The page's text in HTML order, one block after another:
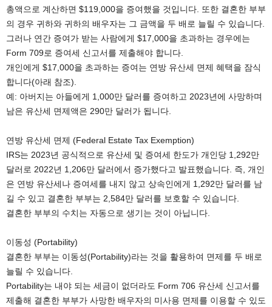
총액으로 계산하면 $119,000을 증여했을 것입니다. 또한 결혼한 부부
의 경우 귀하와 귀하의 배우자는 그 금액을 두 배로 늘릴 수 있습니다.
그러나 연간 증여가 받는 사람에게 $17,000을 초과하는 경우에는
Form 709로 증여세 신고서를 제출해야 합니다.
개인에게 $17,000을 초과하는 증여는 연방 유산세 면제 혜택을 잠식
합니다(아래 참조).
예: 아버지는 아들에게 1,000만 달러를 증여하고 2023년에 사망하며
남은 유산세 면제액은 290만 달러가 됩니다.
연방 유산세 면제 (Federal Estate Tax Exemption)
IRS는 2023년 공식적으로 유산세 및 증여세 한도가 개인당 1,292만
달러로 2022년 1,206만 달러에서 증가했다고 발표했습니다. 즉, 개인
은 연방 유산세나 증여세를 내지 않고 상속인에게 1,292만 달러를 남
길 수 있고 결혼한 부부는 2,584만 달러를 보호할 수 있습니다.
결혼한 부부의 수치는 자동으로 생기는 것이 아닙니다.
이동성 (Portability)
결혼한 부부는 이동성(Portability)라는 것을 활용하여 면제를 두 배로
늘릴 수 있습니다.
Portability는 내야 되는 세금이 없더라도 Form 706 유산세 신고서를
제출해 결혼한 부부가 사망한 배우자의 미사용 면제를 이용할 수 있도